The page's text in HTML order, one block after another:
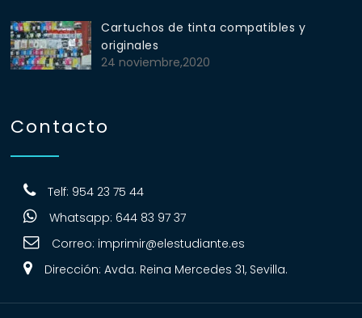
Cartuchos de tinta compatibles y
originales
24 noviembre,2020
Contacto
Telf: 954 23 75 44
Whatsapp: 644 83 97 37
Correo: imprimir@elestudiante.es
Dirección: Avda. Reina Mercedes 31, Sevilla.